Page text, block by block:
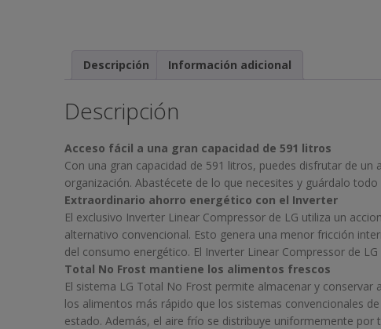
Descripción Información adicional
Descripción
Acceso fácil a una gran capacidad de 591 litros
Con una gran capacidad de 591 litros, puedes disfrutar de
organización. Abastécete de lo que necesites y guárdalo
Extraordinario ahorro energético con el Inverter
El exclusivo Inverter Linear Compressor de LG utiliza un
alternativo convencional. Esto genera una menor fricción
del consumo energético. El Inverter Linear Compressor de
Total No Frost mantiene los alimentos frescos
El sistema LG Total No Frost permite almacenar y
los alimentos más rápido que los sistemas convencionales
estado. Además, el aire frío se distribuye uniformemente por